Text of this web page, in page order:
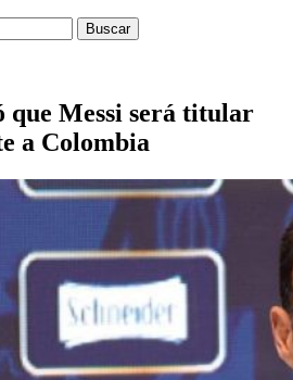
que Messi será titular
a Colombia